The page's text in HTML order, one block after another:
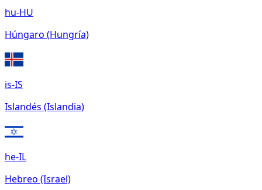
hu-HU
Húngaro (Hungría)
is-IS
Islandés (Islandia)
he-IL
Hebreo (Israel)